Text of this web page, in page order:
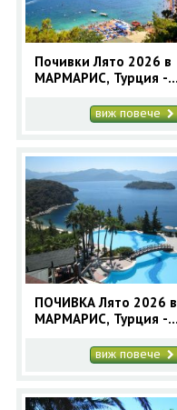
Почивки Лято 2026 в
МАРМАРИС, Турция -
автобусна програма
виж повече
ПОЧИВКА Лято 2026 в
МАРМАРИС, Турция - 5
програмавиж повече